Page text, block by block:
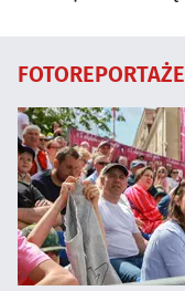
FOTOREPORTAŻE